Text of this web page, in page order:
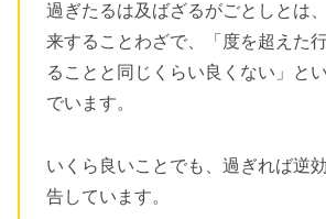
過ぎたるは及ばざるがごとしとは
来することわざで、「度を超えた
ることと同じくらい良くない」と
でいます。
いくら良いことでも、過ぎれば逆
告しています。